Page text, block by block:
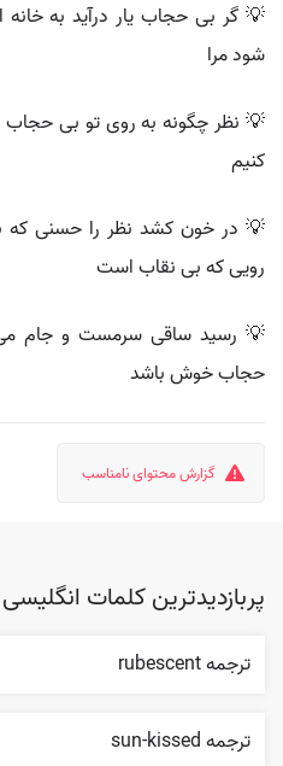
💡 گر بی حجاب یار درآید به
شود مرا
💡 نظر چگونه به روی تو بی حجاب
کنیم
💡 در خون کشد نظر را حسنی که
رویی که بی نقاب است
💡 رسید ساقی سرمست و جام
حجاب خوش باشد
گزارش محتوای نامناسب
پربازدیدترین کلمات انگلیسی
ترجمه rubescent
ترجمه sun-kissed